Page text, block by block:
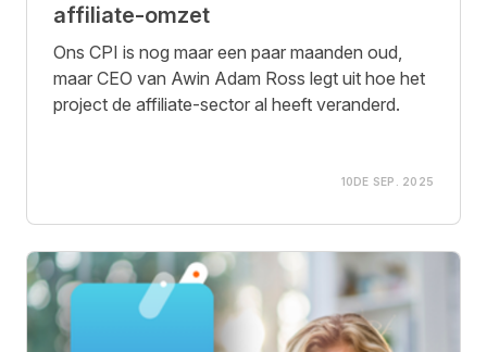
affiliate-omzet
Ons CPI is nog maar een paar maanden oud,
maar CEO van Awin Adam Ross legt uit hoe het
project de affiliate-sector al heeft veranderd.
10DE SEP. 2025